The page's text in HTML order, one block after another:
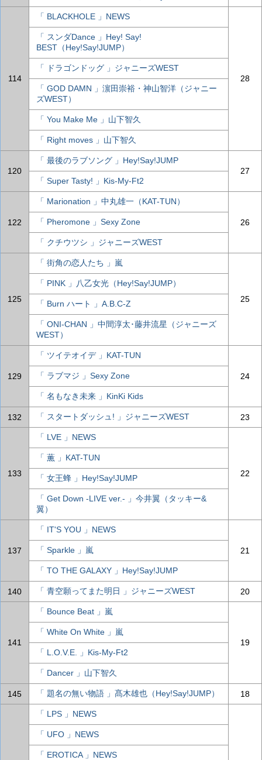
114
「 BLACKHOLE 」NEWS
28
「 スンダDance 」Hey! Say!
BEST（Hey!Say!JUMP）
「 ドラゴンドッグ 」ジャニーズWEST
「 GOD DAMN 」濵田崇裕・神山智洋（ジャニー
ズWEST）
「 You Make Me 」山下智久
「 Right moves 」山下智久
120
「 最後のラブソング 」Hey!Say!JUMP
27
「 Super Tasty! 」Kis-My-Ft2
122
「 Marionation 」中丸雄一（KAT-TUN）
26
「 Pheromone 」Sexy Zone
「 クチウツシ 」ジャニーズWEST
125
「 街角の恋人たち 」嵐
25
「 PINK 」八乙女光（Hey!Say!JUMP）
「 Burn ハート 」A.B.C-Z
「 ONI-CHAN 」中間淳太･藤井流星（ジャニーズ
WEST）
129
「 ツイテオイデ 」KAT-TUN
24
「 ラブマジ 」Sexy Zone
「 名もなき未来 」KinKi Kids
132 「 スタートダッシュ! 」ジャニーズWEST 23
133
「 LVE 」NEWS
22
「 薫 」KAT-TUN
「 女王蜂 」Hey!Say!JUMP
「 Get Down -LIVE ver.- 」今井翼（タッキー&
翼）
137
「 IT'S YOU 」NEWS
21
「 Sparkle 」嵐
「 TO THE GALAXY 」Hey!Say!JUMP
140 「 青空願ってまた明日 」ジャニーズWEST 20
141
「 Bounce Beat 」嵐
19
「 White On White 」嵐
「 L.O.V.E. 」Kis-My-Ft2
「 Dancer 」山下智久
145 「 題名の無い物語 」髙木雄也（Hey!Say!JUMP） 18
「 LPS 」NEWS
「 UFO 」NEWS
「 EROTICA 」NEWS